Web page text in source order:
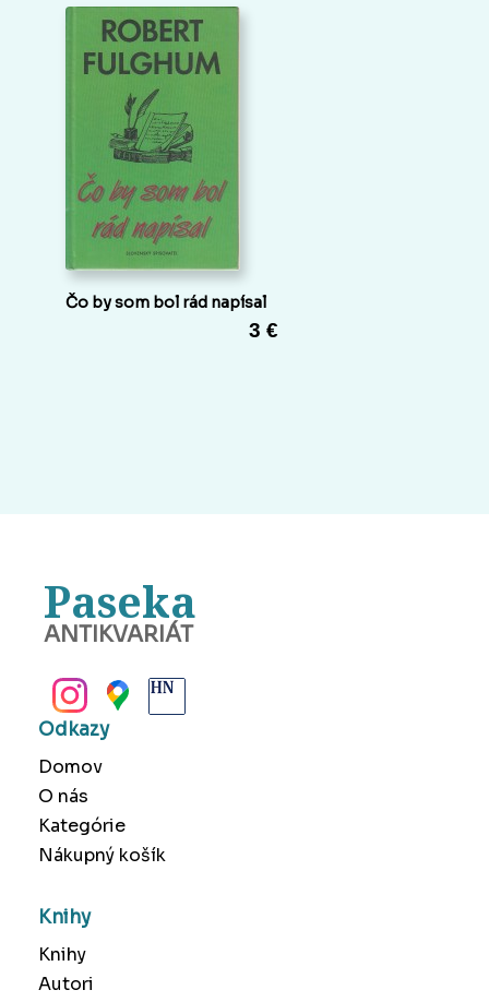
Čo by som bol rád napísal
3 €
Paseka
ANTIKVARIÁT
Odkazy
Domov
O nás
Kategórie
Nákupný košík
Knihy
Knihy
Autori